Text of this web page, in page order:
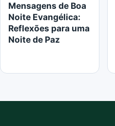
Mensagens de Boa
Noite Evangélica:
Reflexões para uma
Noite de Paz